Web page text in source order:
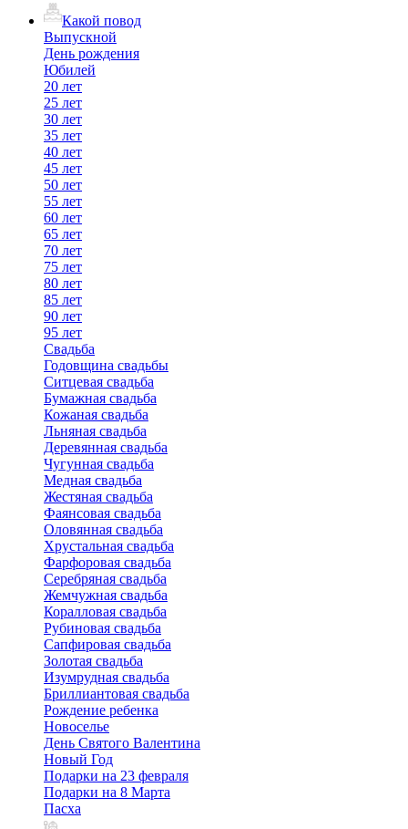
Какой повод
Выпускной
День рождения
Юбилей
20 лет
25 лет
30 лет
35 лет
40 лет
45 лет
50 лет
55 лет
60 лет
65 лет
70 лет
75 лет
80 лет
85 лет
90 лет
95 лет
Свадьба
Годовщина свадьбы
Ситцевая свадьба
Бумажная свадьба
Кожаная свадьба
Льняная свадьба
Деревянная свадьба
Чугунная свадьба
Медная свадьба
Жестяная свадьба
Фаянсовая свадьба
Оловянная свадьба
Хрустальная свадьба
Фарфоровая свадьба
Серебряная свадьба
Жемчужная свадьба
Коралловая свадьба
Рубиновая свадьба
Сапфировая свадьба
Золотая свадьба
Изумрудная свадьба
Бриллиантовая свадьба
Рождение ребенка
Новоселье
День Святого Валентина
Новый Год
Подарки на 23 февраля
Подарки на 8 Марта
Пасха